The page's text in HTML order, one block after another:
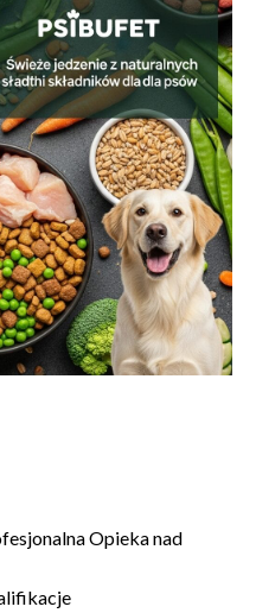
TABLE OF CONTENT
Opieka nad